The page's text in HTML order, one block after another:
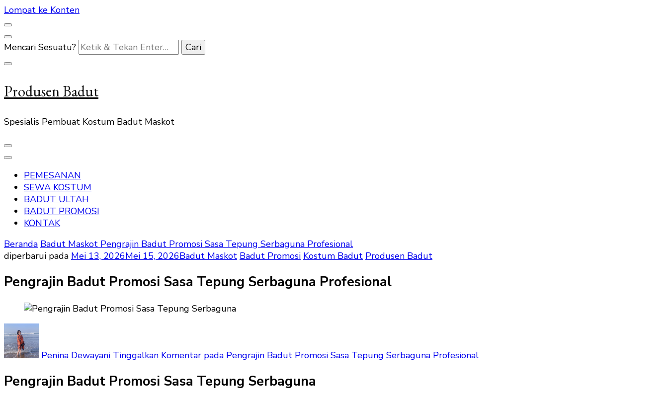
Lompat ke Konten
Mencari Sesuatu?
Produsen Badut
Spesialis Pembuat Kostum Badut Maskot
PEMESANAN
SEWA KOSTUM
BADUT ULTAH
BADUT PROMOSI
KONTAK
Beranda Badut Maskot Pengrajin Badut Promosi Sasa Tepung Serbaguna Profesional
diperbarui pada Mei 13, 2026Mei 15, 2026Badut Maskot Badut Promosi Kostum Badut Produsen Badut
Pengrajin Badut Promosi Sasa Tepung Serbaguna Profesional
Penina Dewayani Tinggalkan Komentar pada Pengrajin Badut Promosi Sasa Tepung Serbaguna Profesional
Pengrajin Badut Promosi Sasa Tepung Serbaguna